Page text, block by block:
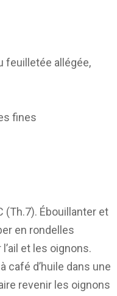
feuilletée allégée,
fines
(Th.7). Ébouillanter et
en rondelles
et les oignons.
café d’huile dans une
revenir les oignons